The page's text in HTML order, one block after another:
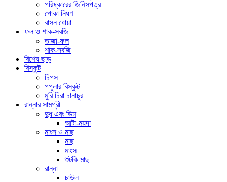
পরিষ্কারের জিনিসপত্র
পোকা নিধণ
বাসন ধোয়া
ফল ও শাক-সবজি
তাজা-ফল
শাক-সবজি
বিশেষ ছাড়
বিস্কুট
চিপস
পপুলার বিস্কুট
মুরি চিরা চানাচুর
রান্নার সামগ্রী
দুধ এবং ডিম
আটা-ময়দা
মাংস ও মাছ
মাছ
মাংস
শুটকি মাছ
রান্না
চাউল